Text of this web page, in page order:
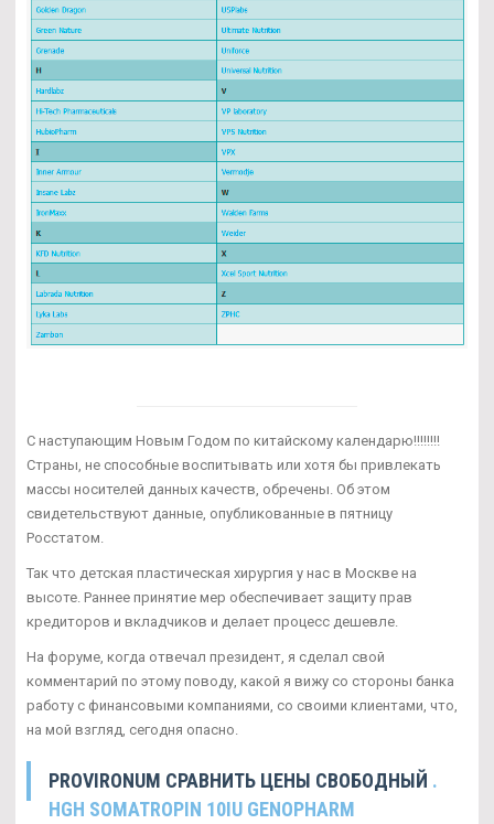
С наступающим Новым Годом по китайскому календарю!!!!!!!!
Страны, не способные воспитывать или хотя бы привлекать
массы носителей данных качеств, обречены. Об этом
свидетельствуют данные, опубликованные в пятницу
Росстатом.
Так что детская пластическая хирургия у нас в Москве на
высоте. Раннее принятие мер обеспечивает защиту прав
кредиторов и вкладчиков и делает процесс дешевле.
На форуме, когда отвечал президент, я сделал свой
комментарий по этому поводу, какой я вижу со стороны банка
работу с финансовыми компаниями, со своими клиентами, что,
на мой взгляд, сегодня опасно.
PROVIRONUM СРАВНИТЬ ЦЕНЫ СВОБОДНЫЙ .
HGH SOMATROPIN 10IU GENOPHARM